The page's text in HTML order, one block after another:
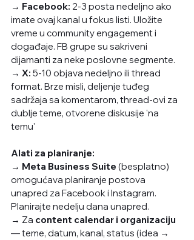
→ Facebook: 2-3 posta nedeljno ako
imate ovaj kanal u fokus listi. Uložite
vreme u community engagement i
događaje. FB grupe su sakriveni
dijamanti za neke poslovne segmente.
→ X: 5-10 objava nedeljno ili thread
format. Brze misli, deljenje tuđeg
sadržaja sa komentarom, thread-ovi za
dublje teme, otvorene diskusije 'na
temu'
Alati za planiranje:
→ Meta Business Suite (besplatno)
omogućava planiranje postova
unapred za Facebook i Instagram.
Planirajte nedelju dana unapred.
→ Za content calendar i organizaciju
— teme, datum, kanal, status (idea →